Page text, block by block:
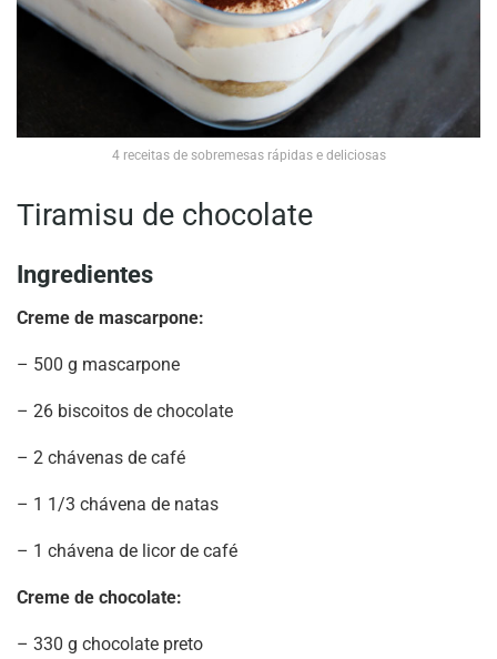
4 receitas de sobremesas rápidas e deliciosas
Tiramisu de chocolate
Ingredientes
Creme de mascarpone:
– 500 g mascarpone
– 26 biscoitos de chocolate
– 2 chávenas de café
– 1 1/3 chávena de natas
– 1 chávena de licor de café
Creme de chocolate:
– 330 g chocolate preto